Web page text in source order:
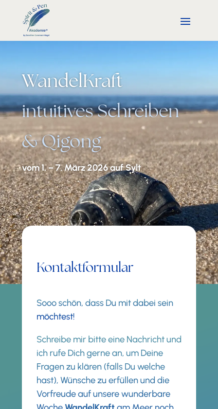
WandelKraft
intuitives Schreiben
& Qigong
vom 1. – 7. März 2026 auf Sylt
Kontaktformular
Sooo schön, dass Du mit dabei sein
möchtest!
Schreibe mir bitte eine Nachricht und
ich rufe Dich gerne an, um Deine
Fragen zu klären (falls Du welche
hast), Wünsche zu erfüllen und die
Vorfreude auf unsere wunderbare